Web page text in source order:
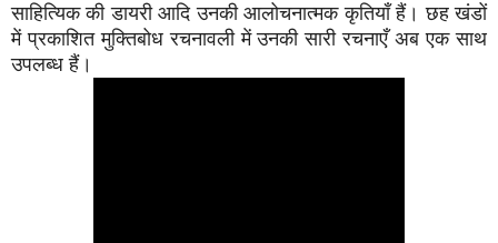
साहित्यिक की डायरी आदि उनकी आलोचनात्मक कृतियाँ हैं। छह खंडों
में प्रकाशित मुक्तिबोध रचनावली में उनकी सारी रचनाएँ अब एक साथ
उपलब्ध हैं।